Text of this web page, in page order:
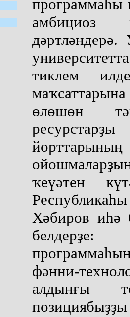
программаһы
амбициоз
тиклем
өлөшөн
ҡеүәтен
Хәбиров иһә
фәнни-
алдынғы